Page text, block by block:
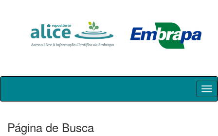
Skip
Página de Busca